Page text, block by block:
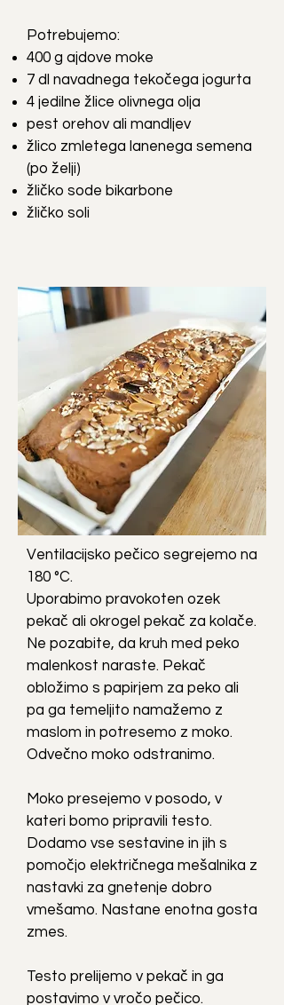
Potrebujemo:
400 g ajdove moke
7 dl navadnega tekočega jogurta
4 jedilne žlice olivnega olja
pest orehov ali mandljev
žlico zmletega lanenega semena
(po želji)
žličko sode bikarbone
žličko soli
Ventilacijsko pečico segrejemo na
180 °C.
Uporabimo pravokoten ozek
pekač ali okrogel pekač za kolače.
Ne pozabite, da kruh med peko
malenkost naraste. Pekač
obložimo s papirjem za peko ali
pa ga temeljito namažemo z
maslom in potresemo z moko.
Odvečno moko odstranimo.
Moko presejemo v posodo, v
kateri bomo pripravili testo.
Dodamo vse sestavine in jih s
pomočjo električnega mešalnika z
nastavki za gnetenje dobro
vmešamo. Nastane enotna gosta
zmes.
Testo prelijemo v pekač in ga
postavimo v vročo pečico.